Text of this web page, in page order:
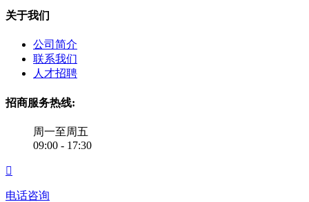
关于我们
公司简介
联系我们
人才招聘
招商服务热线:
周一至周五
09:00 - 17:30

电话咨询